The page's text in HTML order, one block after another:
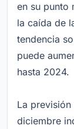
en su punto
la caída de
tendencia
puede
hasta 2024.
La
diciembre